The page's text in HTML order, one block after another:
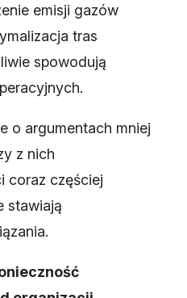
emisji gazów
tras
spowodują
o argumentach mniej
z nich
coraz częściej
stawiają